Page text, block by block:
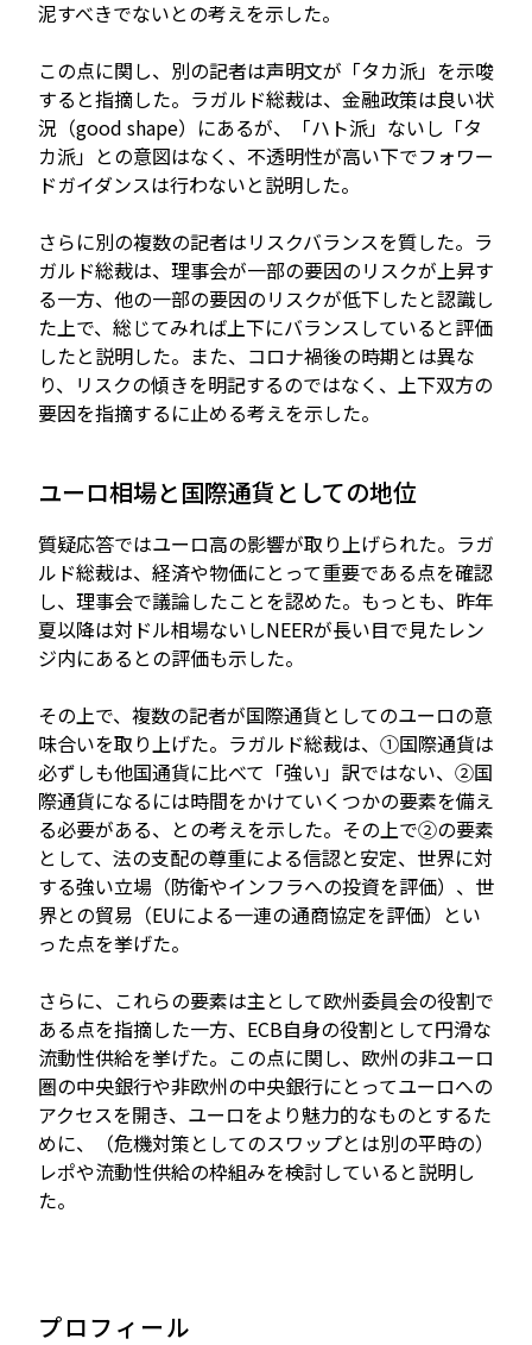
泥すべきでないとの考えを示した。
この点に関し、別の記者は声明文が「タカ派」を示唆
すると指摘した。ラガルド総裁は、金融政策は良い状
況（good shape）にあるが、「ハト派」ないし「タ
カ派」との意図はなく、不透明性が高い下でフォワー
ドガイダンスは行わないと説明した。
さらに別の複数の記者はリスクバランスを質した。ラ
ガルド総裁は、理事会が一部の要因のリスクが上昇す
る一方、他の一部の要因のリスクが低下したと認識し
た上で、総じてみれば上下にバランスしていると評価
したと説明した。また、コロナ禍後の時期とは異な
り、リスクの傾きを明記するのではなく、上下双方の
要因を指摘するに止める考えを示した。
ユーロ相場と国際通貨としての地位
質疑応答ではユーロ高の影響が取り上げられた。ラガ
ルド総裁は、経済や物価にとって重要である点を確認
し、理事会で議論したことを認めた。もっとも、昨年
夏以降は対ドル相場ないしNEERが長い目で見たレン
ジ内にあるとの評価も示した。
その上で、複数の記者が国際通貨としてのユーロの意
味合いを取り上げた。ラガルド総裁は、①国際通貨は
必ずしも他国通貨に比べて「強い」訳ではない、②国
際通貨になるには時間をかけていくつかの要素を備え
る必要がある、との考えを示した。その上で②の要素
として、法の支配の尊重による信認と安定、世界に対
する強い立場（防衛やインフラへの投資を評価）、世
界との貿易（EUによる一連の通商協定を評価）とい
った点を挙げた。
さらに、これらの要素は主として欧州委員会の役割で
ある点を指摘した一方、ECB自身の役割として円滑な
流動性供給を挙げた。この点に関し、欧州の非ユーロ
圏の中央銀行や非欧州の中央銀行にとってユーロへの
アクセスを開き、ユーロをより魅力的なものとするた
めに、（危機対策としてのスワップとは別の平時の）
レポや流動性供給の枠組みを検討していると説明し
た。
プロフィール